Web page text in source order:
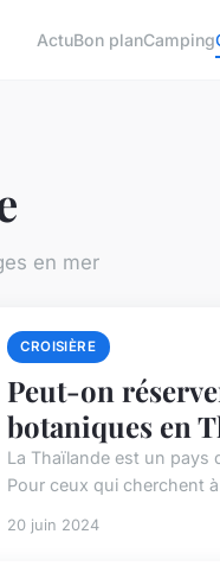
ActuBon planCamping
en mer
CROISIÈRE
Peut-on
botaniques en
La Thaïlande est un pays
Pour ceux qui cherchent
20 juin 2024